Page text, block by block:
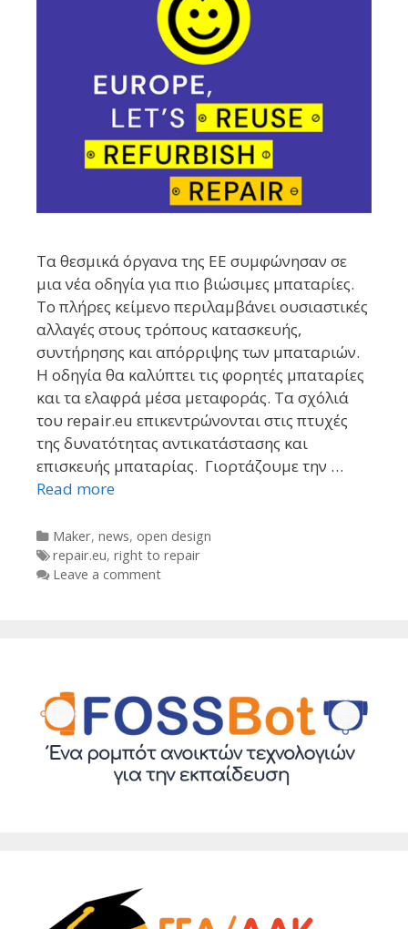
Τα θεσμικά όργανα της ΕΕ συμφώνησαν σε
μια νέα οδηγία για πιο βιώσιμες μπαταρίες.
Το πλήρες κείμενο περιλαμβάνει ουσιαστικές
αλλαγές στους τρόπους κατασκευής,
συντήρησης και απόρριψης των μπαταριών.
Η οδηγία θα καλύπτει τις φορητές μπαταρίες
και τα ελαφρά μέσα μεταφοράς. Τα σχόλιά
του repair.eu επικεντρώνονται στις πτυχές
της δυνατότητας αντικατάστασης και
επισκευής μπαταρίας. Γιορτάζουμε την …
Read more
Categories
Maker, news, open design
Tags
repair.eu, right to repair
Leave a comment